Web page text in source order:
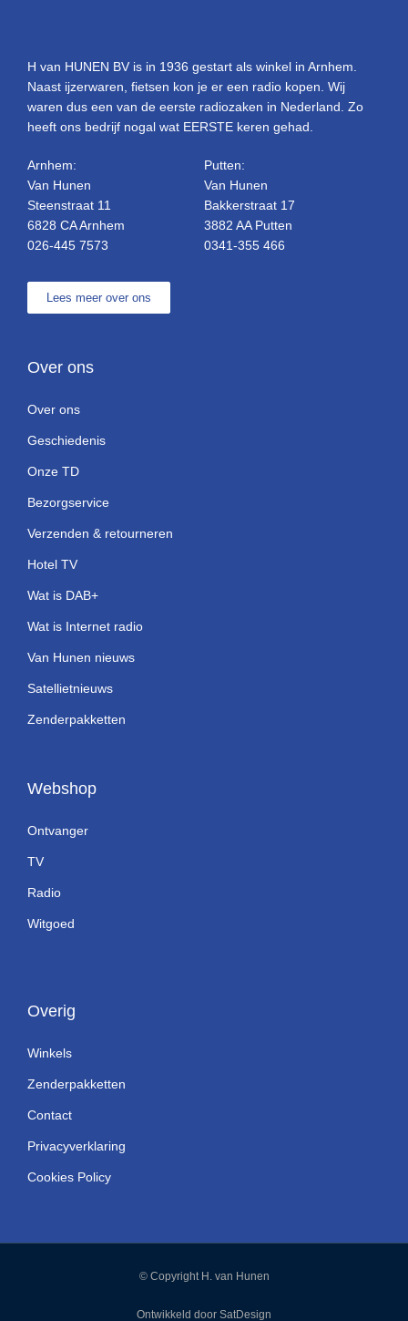
H van HUNEN BV is in 1936 gestart als winkel in Arnhem.
Naast ijzerwaren, fietsen kon je er een radio kopen. Wij
waren dus een van de eerste radiozaken in Nederland. Zo
heeft ons bedrijf nogal wat EERSTE keren gehad.
Arnhem:
Van Hunen
Steenstraat 11
6828 CA Arnhem
026-445 7573
Putten:
Van Hunen
Bakkerstraat 17
3882 AA Putten
0341-355 466
Lees meer over ons
Over ons
Over ons
Geschiedenis
Onze TD
Bezorgservice
Verzenden & retourneren
Hotel TV
Wat is DAB+
Wat is Internet radio
Van Hunen nieuws
Satellietnieuws
Zenderpakketten
Webshop
Ontvanger
TV
Radio
Witgoed
Overig
Winkels
Zenderpakketten
Contact
Privacyverklaring
Cookies Policy
© Copyright H. van Hunen
Ontwikkeld door SatDesign